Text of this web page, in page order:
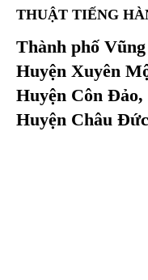
THUẬT TIẾNG
Thành phố
Huyện Xuyên
Huyện Côn
Huyện Châu